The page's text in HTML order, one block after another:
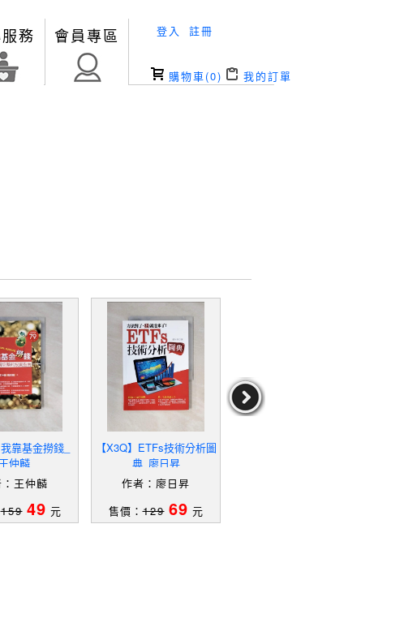
務 會員專區 登入 註冊
購物車(0) 我的訂單
靠基金撈錢_
王仲麟
王仲麟
159 49 元
【X3Q】ETFs技術分析圖
典_廖日昇
作者：廖日昇
售價：129 69 元